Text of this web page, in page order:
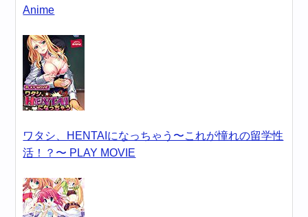
Anime
ワタシ、HENTAIになっちゃう〜これが憧れの留学性
活！？〜 PLAY MOVIE